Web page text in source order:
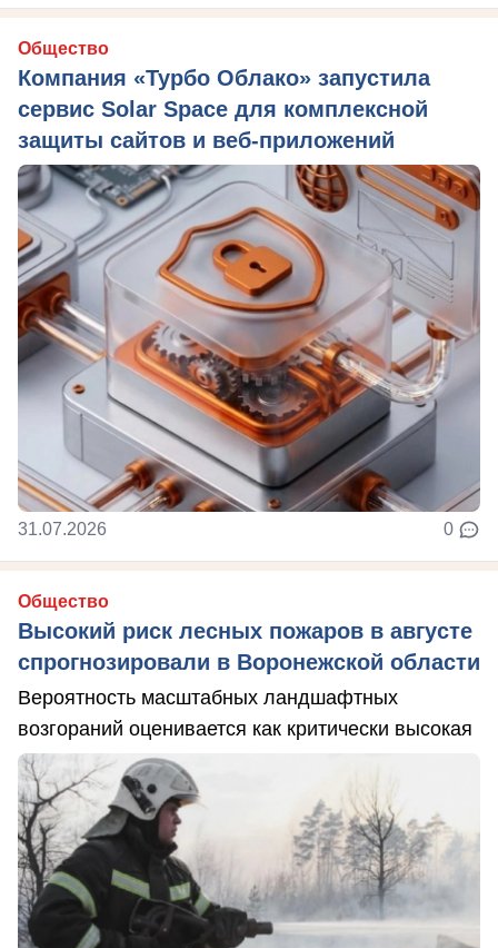
Общество
Компания «Турбо Облако» запустила
сервис Solar Space для комплексной
защиты сайтов и веб-приложений
31.07.2026 0
Общество
Высокий риск лесных пожаров в августе
спрогнозировали в Воронежской области
Вероятность масштабных ландшафтных
возгораний оценивается как критически высокая